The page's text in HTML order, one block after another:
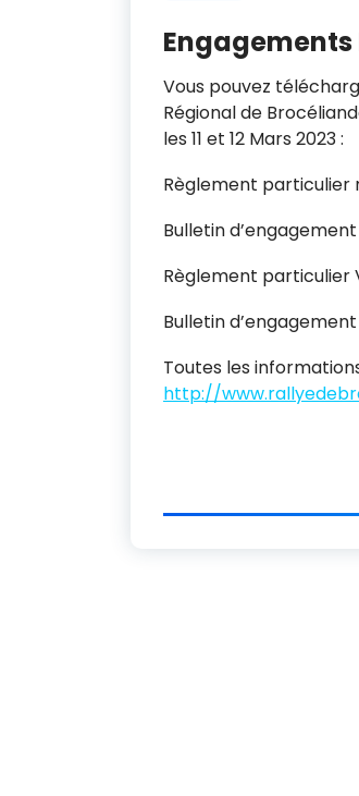
Engagements
Vous pouvez
Régional de
les 11 et 12 Mars 2023 :
Règlement particulier
Bulletin
Règlement particulier
Bulletin d’engagement
Toutes les
http://